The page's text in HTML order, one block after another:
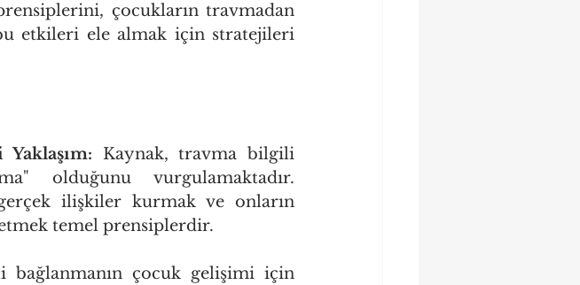
çocukların travmadan
etkileri ele almak için stratejileri
Kaynak, travma bilgili
olduğunu vurgulamaktadır.
ilişkiler kurmak ve onların
temel prensiplerdir.
bağlanmanın çocuk gelişimi için